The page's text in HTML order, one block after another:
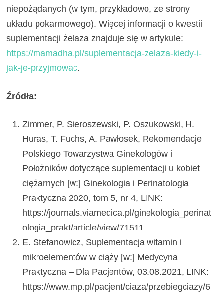
niepożądanych (w tym, przykładowo, ze strony
układu pokarmowego). Więcej informacji o kwestii
suplementacji żelaza znajduje się w artykule:
https://mamadha.pl/suplementacja-zelaza-kiedy-i-
jak-je-przyjmowac.
Źródła:
Zimmer, P. Sieroszewski, P. Oszukowski, H.
Huras, T. Fuchs, A. Pawłosek, Rekomendacje
Polskiego Towarzystwa Ginekologów i
Położników dotyczące suplementacji u kobiet
ciężarnych [w:] Ginekologia i Perinatologia
Praktyczna 2020, tom 5, nr 4, LINK:
https://journals.viamedica.pl/ginekologia_perinat
ologia_prakt/article/view/71511
E. Stefanowicz, Suplementacja witamin i
mikroelementów w ciąży [w:] Medycyna
Praktyczna – Dla Pacjentów, 03.08.2021, LINK:
https://www.mp.pl/pacjent/ciaza/przebiegciazy/6